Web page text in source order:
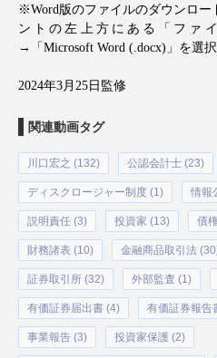
※Word 版のファイルのダウンロー
ントの左上方にある「ファ
→
「 Microsoft Word (.docx) 」を選
2024年3月25日監修
関連動画タグ
川口宏之 (132) 公認会計士 (23)
ディスクロージャー制度 (1) 情報
説明責任 (3) 投資家 (13) 債
財務諸表 (10) 金融商品取引法
証券取引所 (32) 外部監査 (1)
有価証券届出書 (4) 有価証券報告
事業報告 (3) 投資家保護 (2)